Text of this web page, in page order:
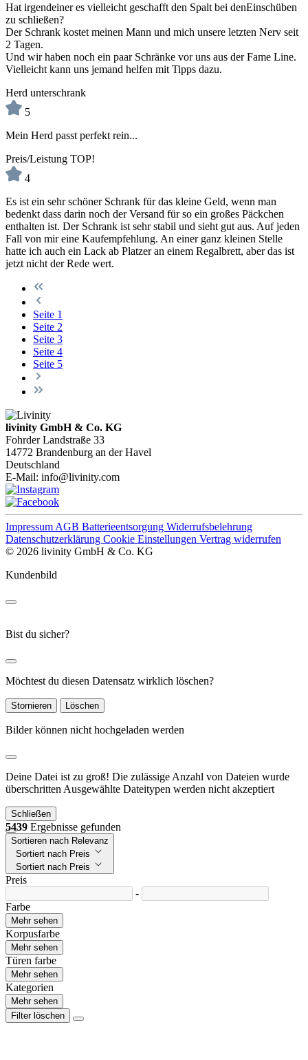
Hat irgendeiner es vielleicht geschafft den Spalt bei denEinschüben
zu schließen?
Der Schrank kostet meinen Mann und mich unsere letzten Nerv seit
2 Tagen.
Und wir haben noch ein paar Schränke vor uns aus der Fame Line.
Vielleicht kann uns jemand helfen mit Tipps dazu.
Herd unterschrank
5
Mein Herd passt perfekt rein...
Preis/Leistung TOP!
4
Es ist ein sehr schöner Schrank für das kleine Geld, wenn man
bedenkt dass darin noch der Versand für so ein großes Päckchen
enthalten ist. Der Schrank ist sehr stabil und sieht gut aus. Auf jeden
Fall von mir eine Kaufempfehlung. An einer ganz kleinen Stelle
hatte ich auch ein Lack ab Platzer an einem Regalbrett, aber das ist
jetzt nicht der Rede wert.
Seite 1
Seite 2
Seite 3
Seite 4
Seite 5
livinity GmbH & Co. KG
Fohrder Landstraße 33
14772 Brandenburg an der Havel
Deutschland
E-Mail: info@livinity.com
Impressum AGB Batterieentsorgung Widerrufsbelehrung
Datenschutzerklärung Cookie Einstellungen Vertrag widerrufen
© 2026 livinity GmbH & Co. KG
Kundenbild
Bist du sicher?
Möchtest du diesen Datensatz wirklich löschen?
Stornieren Löschen
Bilder können nicht hochgeladen werden
Deine Datei ist zu groß! Die zulässige Anzahl von Dateien wurde
überschritten Ausgewählte Dateitypen werden nicht akzeptiert
Schließen
5439 Ergebnisse gefunden
Sortieren nach Relevanz
Sortiert nach Preis
Sortiert nach Preis
Preis
-
Farbe
Mehr sehen
Korpusfarbe
Mehr sehen
Türen farbe
Mehr sehen
Kategorien
Mehr sehen
Filter löschen